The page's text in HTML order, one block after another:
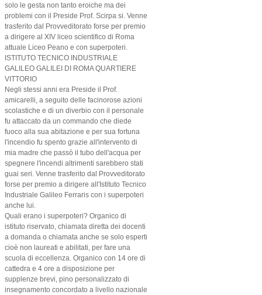
solo le gesta non tanto eroiche ma dei
problemi con il Preside Prof. Scirpa si. Venne
trasferito dal Provveditorato forse per premio
a dirigere al XIV liceo scientifico di Roma
attuale Liceo Peano e con superpoteri.
ISTITUTO TECNICO INDUSTRIALE
GALILEO GALILEI DI ROMA QUARTIERE
VITTORIO
Negli stessi anni era Preside il Prof.
amicarelli, a seguito delle facinorose azioni
scolastiche e di un diverbio con il personale
fu attaccato da un commando che diede
fuoco alla sua abitazione e per sua fortuna
l'incendio fu spento grazie all'intervento di
mia madre che passò il tubo dell'acqua per
spegnere l'incendi altrimenti sarebbero stati
guai seri. Venne trasferito dal Provveditorato
forse per premio a dirigere all'Istituto Tecnico
Industriale Galileo Ferraris con i superpoteri
anche lui.
Quali erano i superpoteri? Organico di
istituto riservato, chiamata diretta dei docenti
a domanda o chiamata anche se solo esperti
cioè non laureati e abilitati, per fare una
scuola di eccellenza. Organico con 14 ore di
cattedra e 4 ore a disposizione per
supplenze brevi, pino personalizzato di
insegnamento concordato a livello nazionale